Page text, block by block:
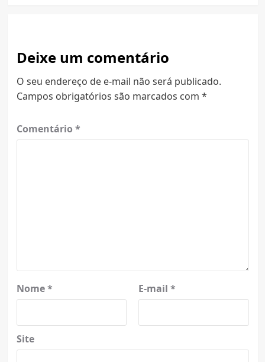
Deixe um comentário
O seu endereço de e-mail não será publicado.
Campos obrigatórios são marcados com *
Comentário *
Nome* E-mail *
Site